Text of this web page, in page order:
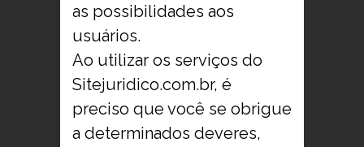
as possibilidades aos
usuários.
Ao utilizar os serviços do
Sitejuridico.com.br, é
preciso que você se obrigue
a determinados deveres,